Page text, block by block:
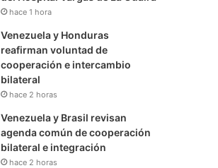
hace 1 hora
Venezuela y Honduras
reafirman voluntad de
cooperación e intercambio
bilateral
hace 2 horas
Venezuela y Brasil revisan
agenda común de cooperación
bilateral e integración
hace 2 horas